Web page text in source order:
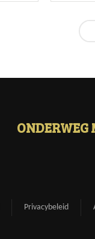
ONDERWEG
Privacybeleid